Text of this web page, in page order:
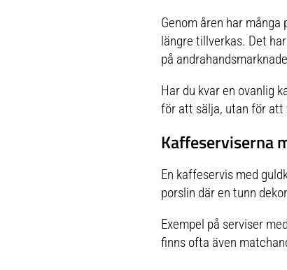
Genom åren har
längre tillverkas. Det
på
Har du kvar en ovanlig
för att sälja, utan för att
Kaffeserviserna
En kaffeservis med
porslin där en tunn
Exempel på serviser
finns ofta även